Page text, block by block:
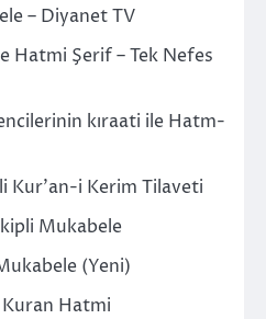
– Diyanet TV
Hatmi Şerif – Tek Nefes
kıraati ile Hatm-
Kur’an-i Kerim Tilaveti
Mukabele
(Yeni)
Kuran Hatmi